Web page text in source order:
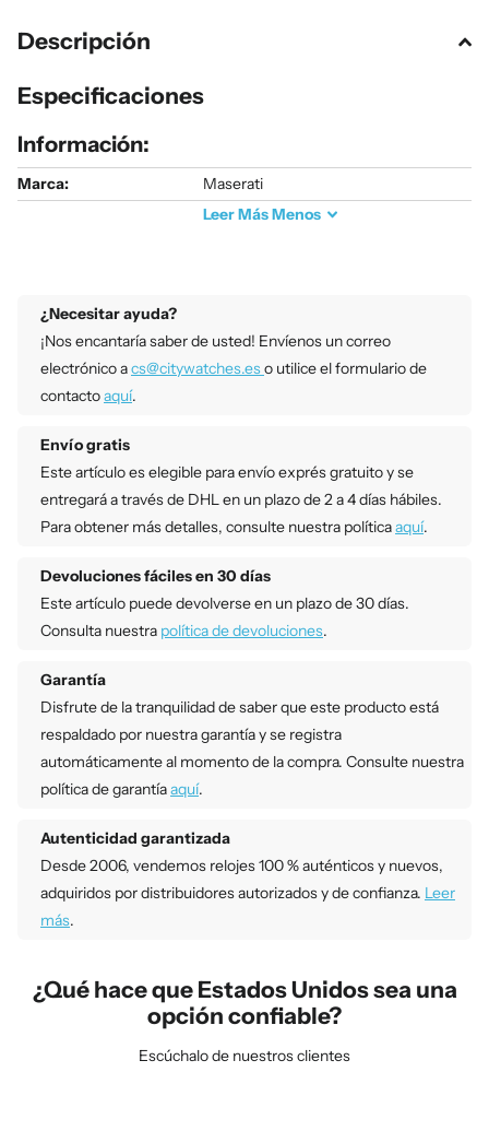
Descripción
Especificaciones
Información:
Marca:
Maserati
LeerMásMenos
¿Necesitar ayuda?
¡Nos encantaría saber de usted! Envíenos un correo
electrónico acs@citywatches.eso utilice el formulario de
contactoaquí.
Envío gratis
Este artículo es elegible para envío exprés gratuito y se
entregará a través de DHL en un plazo de 2 a 4 días hábiles.
Para obtener más detalles, consulte nuestra políticaaquí.
Devoluciones fáciles en 30 días
Este artículo puede devolverse en un plazo de 30 días.
Consulta nuestra política de devoluciones.
Garantía
Disfrute de la tranquilidad de saber que este producto está
respaldado por nuestra garantía y se registra
automáticamente al momento de la compra. Consulte nuestra
política de garantíaaquí.
Autenticidad garantizada
Desde 2006, vendemos relojes 100 % auténticos y nuevos,
adquiridos por distribuidores autorizados y de confianza. Leer
más.
¿Qué hace que Estados Unidos sea una
opción confiable?
Escúchalo de nuestros clientes